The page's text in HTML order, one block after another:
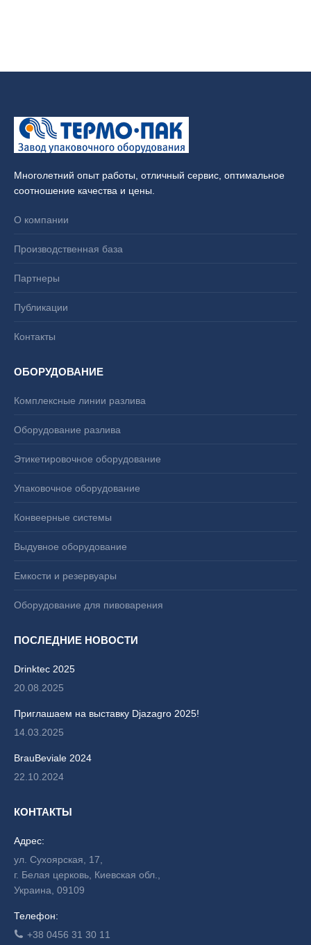
Многолетний опыт работы, отличный сервис, оптимальное
соотношение качества и цены.
О компании
Производственная база
Партнеры
Публикации
Контакты
ОБОРУДОВАНИЕ
Комплексные линии разлива
Оборудование разлива
Этикетировочное оборудование
Упаковочное оборудование
Конвеерные системы
Выдувное оборудование
Емкости и резервуары
Оборудование для пивоварения
ПОСЛЕДНИЕ НОВОСТИ
Drinktec 2025
20.08.2025
Приглашаем на выставку Djazagro 2025!
14.03.2025
BrauBeviale 2024
22.10.2024
КОНТАКТЫ
Адрес:
ул. Сухоярская, 17,
г. Белая церковь, Киевская обл.,
Украина, 09109
Телефон:
+38 0456 31 30 11